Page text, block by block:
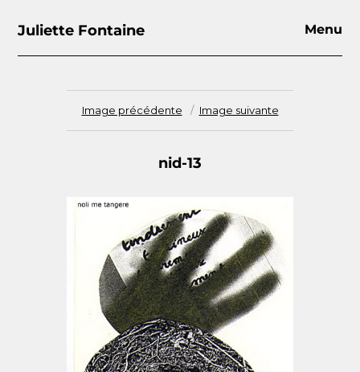
Juliette Fontaine Menu
Image précédente Image suivante
nid-13